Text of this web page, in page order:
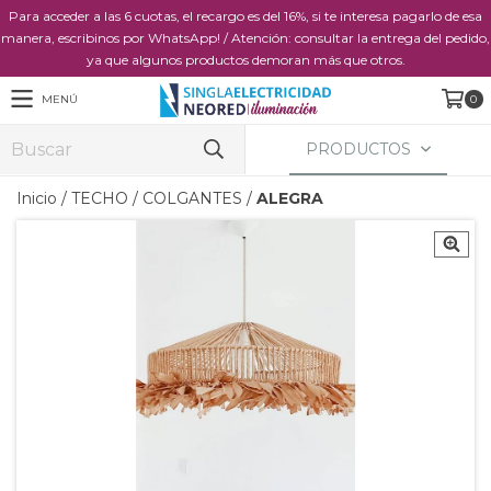
Para acceder a las 6 cuotas, el recargo es del 16%, si te interesa pagarlo de esa
manera, escribinos por WhatsApp! / Atención: consultar la entrega del pedido,
ya que algunos productos demoran más que otros.
MENÚ 0
PRODUCTOS
Inicio / TECHO / COLGANTES / ALEGRA